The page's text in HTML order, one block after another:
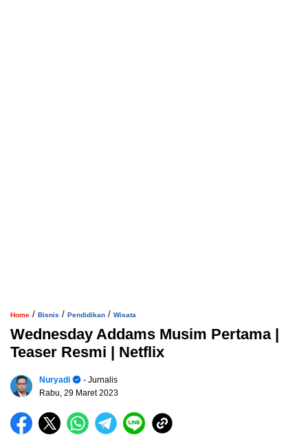
Home / Bisnis / Pendidikan / Wisata
Wednesday Addams Musim Pertama |
Teaser Resmi | Netflix
Nuryadi
- Jurnalis
Rabu, 29 Maret 2023